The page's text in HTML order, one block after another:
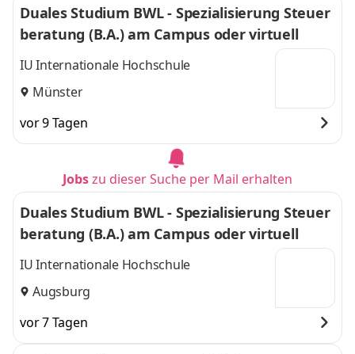
Duales Studium BWL - Spezialisierung Steuer
beratung (B.A.) am Campus oder virtuell
IU Internationale Hochschule
Münster
vor 9 Tagen
Jobszu dieser Suche per Mail erhalten
Duales Studium BWL - Spezialisierung Steuer
beratung (B.A.) am Campus oder virtuell
IU Internationale Hochschule
Augsburg
vor 7 Tagen